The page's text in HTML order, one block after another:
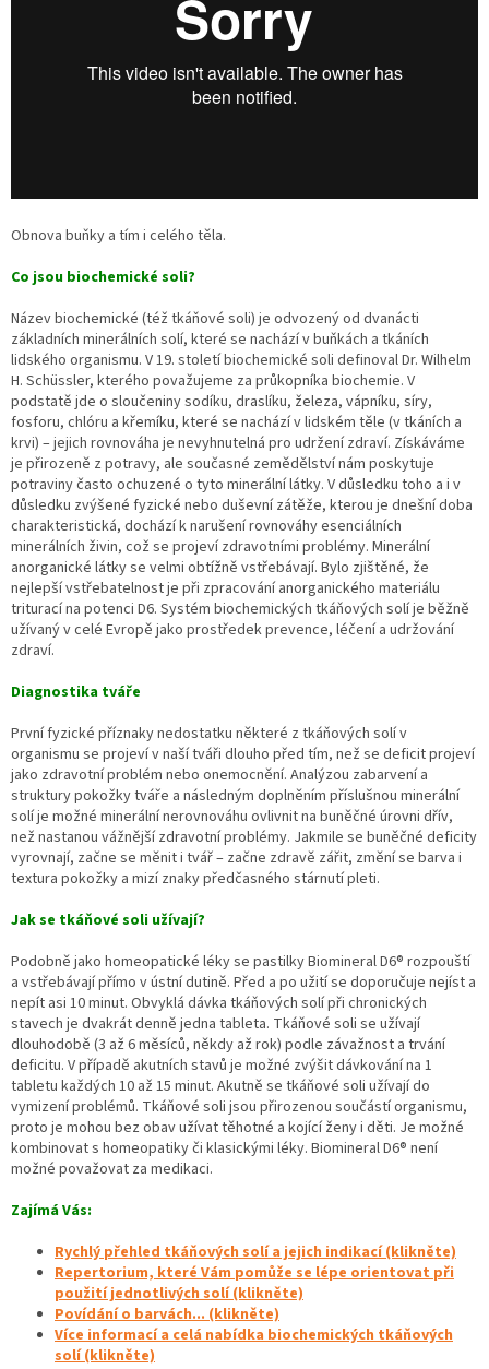
v
k
v
ý
p
Obnova buňky a tím i celého těla.
Co jsou biochemické soli?
Název biochemické (též tkáňové soli) je odvozený od dvanácti
základních minerálních solí, které se nachází v buňkách a tkáních
lidského organismu. V 19. století biochemické soli definoval Dr. Wilhelm
H. Schüssler, kterého považujeme za průkopníka biochemie. V
podstatě jde o sloučeniny sodíku, draslíku, železa, vápníku, síry,
fosforu, chlóru a křemíku, které se nachází v lidském těle (v tkáních a
krvi) – jejich rovnováha je nevyhnutelná pro udržení zdraví. Získáváme
je přirozeně z potravy, ale současné zemědělství nám poskytuje
potraviny často ochuzené o tyto minerální látky. V důsledku toho a i v
důsledku zvýšené fyzické nebo duševní zátěže, kterou je dnešní doba
charakteristická, dochází k narušení rovnováhy esenciálních
minerálních živin, což se projeví zdravotními problémy. Minerální
anorganické látky se velmi obtížně vstřebávají. Bylo zjištěné, že
nejlepší vstřebatelnost je při zpracování anorganického materiálu
triturací na potenci D6. Systém biochemických tkáňových solí je běžně
užívaný v celé Evropě jako prostředek prevence, léčení a udržování
zdraví.
Diagnostika tváře
První fyzické příznaky nedostatku některé z tkáňových solí v
organismu se projeví v naší tváři dlouho před tím, než se deficit projeví
jako zdravotní problém nebo onemocnění. Analýzou zabarvení a
struktury pokožky tváře a následným doplněním příslušnou minerální
solí je možné minerální nerovnováhu ovlivnit na buněčné úrovni dřív,
než nastanou vážnější zdravotní problémy. Jakmile se buněčné deficity
vyrovnají, začne se měnit i tvář – začne zdravě zářit, změní se barva i
textura pokožky a mizí znaky předčasného stárnutí pleti.
Jak se tkáňové soli užívají?
Podobně jako homeopatické léky se pastilky Biomineral D6® rozpouští
a vstřebávají přímo v ústní dutině. Před a po užití se doporučuje nejíst a
nepít asi 10 minut. Obvyklá dávka tkáňových solí při chronických
stavech je dvakrát denně jedna tableta. Tkáňové soli se užívají
dlouhodobě (3 až 6 měsíců, někdy až rok) podle závažnost a trvání
deficitu. V případě akutních stavů je možné zvýšit dávkování na 1
tabletu každých 10 až 15 minut. Akutně se tkáňové soli užívají do
vymizení problémů. Tkáňové soli jsou přirozenou součástí organismu,
proto je mohou bez obav užívat těhotné a kojící ženy i děti. Je možné
kombinovat s homeopatiky či klasickými léky. Biomineral D6® není
možné považovat za medikaci.
Zajímá Vás:
Rychlý přehled tkáňových solí a jejich indikací (klikněte)
Repertorium, které Vám pomůže se lépe orientovat při
použití jednotlivých solí (klikněte)
Povídání o barvách... (klikněte)
Více informací a celá nabídka biochemických tkáňových
solí (klikněte)